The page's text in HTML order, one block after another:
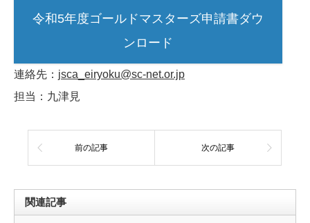
令和5年度ゴールドマスターズ申請書ダウ
ンロード
連絡先： jsca_eiryoku@sc-net.or.jp
担当：九津見
前の記事 次の記事
関連記事